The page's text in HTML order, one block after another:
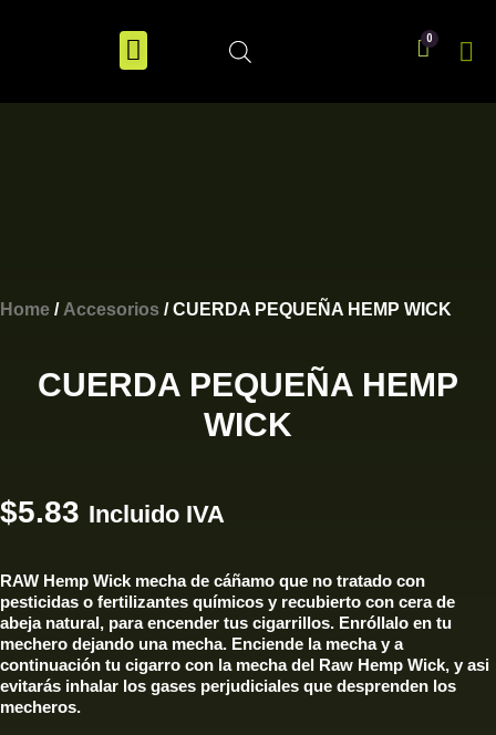
Home / Accesorios / CUERDA PEQUEÑA HEMP WICK
CUERDA PEQUEÑA HEMP
WICK
$5.83 Incluido IVA
RAW Hemp Wick mecha de cáñamo que no tratado con
pesticidas o fertilizantes químicos y recubierto con cera de
abeja natural, para encender tus cigarrillos. Enróllalo en tu
mechero dejando una mecha. Enciende la mecha y a
continuación tu cigarro con la mecha del Raw Hemp Wick, y asi
evitarás inhalar los gases perjudiciales que desprenden los
mecheros.